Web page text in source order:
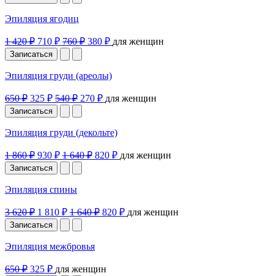
Эпиляция ягодиц
1 420 ₽ 710 ₽ 760 ₽ 380 ₽ для женщин
Записаться
Эпиляция груди (ареолы)
650 ₽ 325 ₽ 540 ₽ 270 ₽ для женщин
Записаться
Эпиляция груди (декольте)
1 860 ₽ 930 ₽ 1 640 ₽ 820 ₽ для женщин
Записаться
Эпиляция спины
3 620 ₽ 1 810 ₽ 1 640 ₽ 820 ₽ для женщин
Записаться
Эпиляция межбровья
650 ₽ 325 ₽ для женщин